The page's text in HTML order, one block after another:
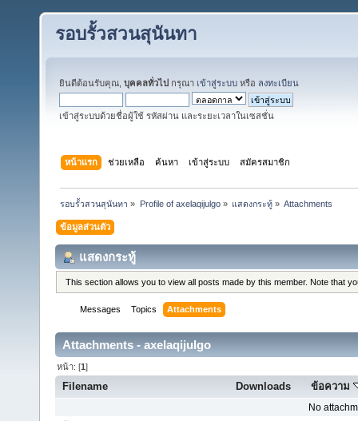
รอบรั้วสวนสุนันทา
ยินดีต้อนรับคุณ, บุคคลทั่วไป กรุณา เข้าสู่ระบบ หรือ ลงทะเบียน
เข้าสู่ระบบด้วยชื่อผู้ใช้ รหัสผ่าน และระยะเวลาในเซสชั่น
หน้าแรก ช่วยเหลือ ค้นหา เข้าสู่ระบบ สมัครสมาชิก
รอบรั้วสวนสุนันทา » Profile of axelaqijulgo» แสดงกระทู้» Attachments
ข้อมูลส่วนตัว
แสดงกระทู้
This section allows you to view all posts made by this member. Note that
Messages Topics Attachments
Attachments - axelaqijulgo
หน้า: [1]
Filename Downloads ข้อความ
No